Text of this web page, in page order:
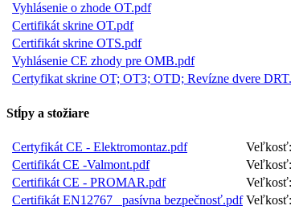
Vyhlásenie o zhode OT.pdf
Certifikát skrine OT.pdf
Certifikát skrine OTS.pdf
Vyhlásenie CE zhody pre OMB.pdf
Certyfikat skrine OT; OT3; OTD; Revízne dvere
Stĺpy a stožiare
Certyfikát CE - Elektromontaz.pdf
Certifikát CE -Valmont.pdf
Certifikát CE - PROMAR.pdf
Certifikát EN12767_ pasívna bezpečnosť.pdf